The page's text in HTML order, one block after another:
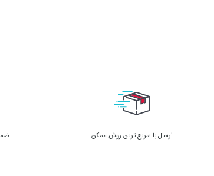
ارسال با سریع ترین روش ممکن